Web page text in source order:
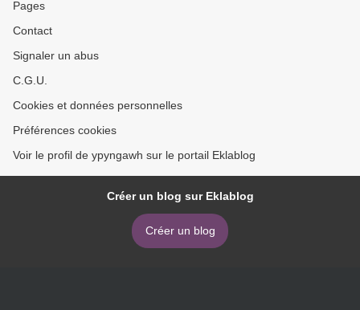
Pages
Contact
Signaler un abus
C.G.U.
Cookies et données personnelles
Préférences cookies
Voir le profil de ypyngawh sur le portail Eklablog
Créer un blog sur Eklablog
Créer un blog